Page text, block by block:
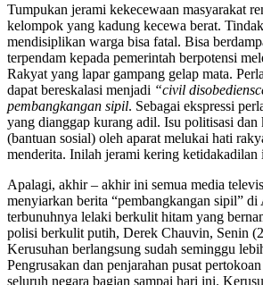
Tumpukan jerami kekecewaan masyarakat
kelompok yang kadung kecewa berat.
mendisiplikan warga bisa fatal. Bisa
terpendam kepada pemerintah berpotensi
Rakyat yang lapar gampang gelap mata.
dapat bereskalasi menjadi “civil
pembangkangan sipil. Sebagai ekspressi
yang dianggap kurang adil. Isu politisasi dan
(bantuan sosial) oleh aparat melukai hati
menderita. Inilah jerami kering ketidakadilan
Apalagi, akhir – akhir ini semua media
menyiarkan berita “pembangkangan sipil”
terbunuhnya lelaki berkulit hitam yang
polisi berkulit putih, Derek Chauvin, Senin
Kerusuhan berlangsung sudah seminggu
Pengrusakan dan penjarahan pusat
seluruh negara bagian sampai hari ini.